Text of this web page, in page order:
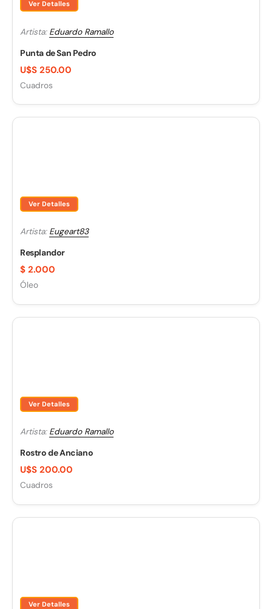
Ver Detalles
Artista: Eduardo Ramallo
Punta de San Pedro
U$S 250.00
Cuadros
Ver Detalles
Artista: Eugeart83
Resplandor
$ 2.000
Óleo
Ver Detalles
Artista: Eduardo Ramallo
Rostro de Anciano
U$S 200.00
Cuadros
Ver Detalles